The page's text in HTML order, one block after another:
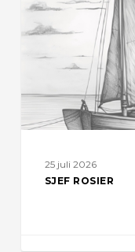
25 juli 2026
SJEF ROSIER